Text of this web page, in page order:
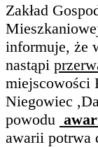
Zakład
informuje, że
nastąpi
miejscowości
Niegowiec
powodu
awarii potrwa